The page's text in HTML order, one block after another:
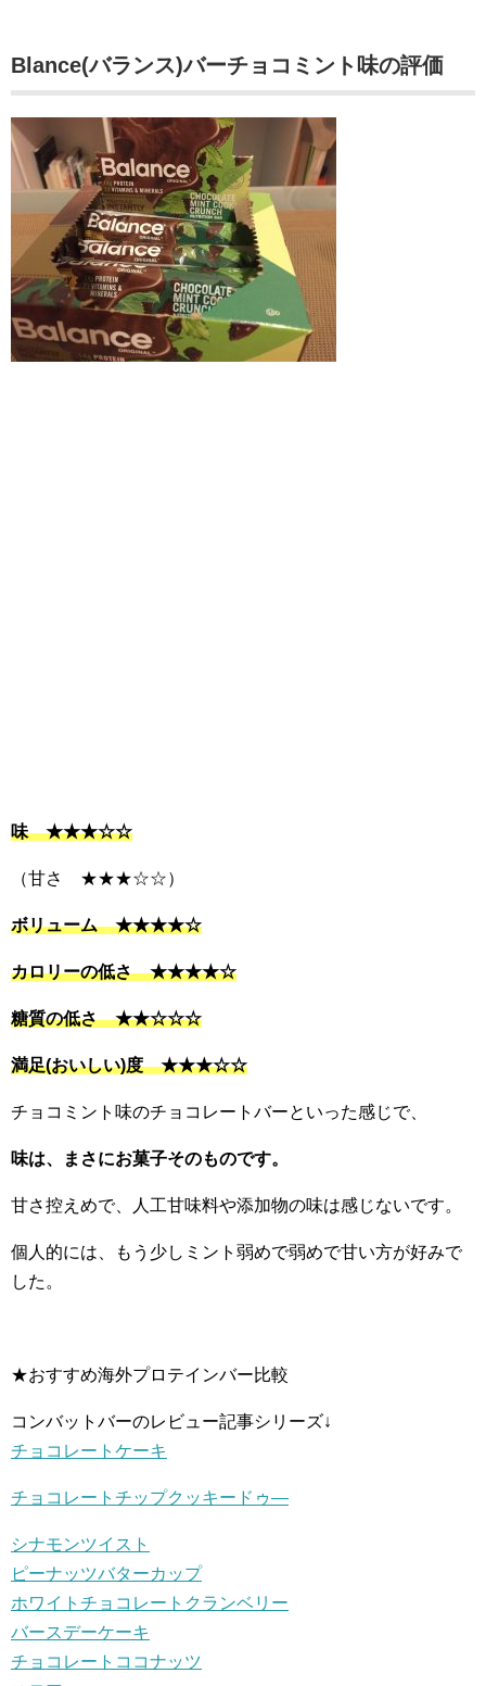
Blance(バランス)バーチョコミント味の評価
味 ★★★☆☆
（甘さ ★★★☆☆）
ボリューム ★★★★☆
カロリーの低さ ★★★★☆
糖質の低さ ★★☆☆☆
満足(おいしい)度 ★★★☆☆
チョコミント味のチョコレートバーといった感じで、
味は、まさにお菓子そのものです。
甘さ控えめで、人工甘味料や添加物の味は感じないです。
個人的には、もう少しミント弱めで弱めで甘い方が好みで
した。
★おすすめ海外プロテインバー比較
コンバットバーのレビュー記事シリーズ↓
チョコレートケーキ
チョコレートチップクッキードゥ―
シナモンツイスト
ピーナッツバターカップ
ホワイトチョコレートクランベリー
バースデーケーキ
チョコレートココナッツ